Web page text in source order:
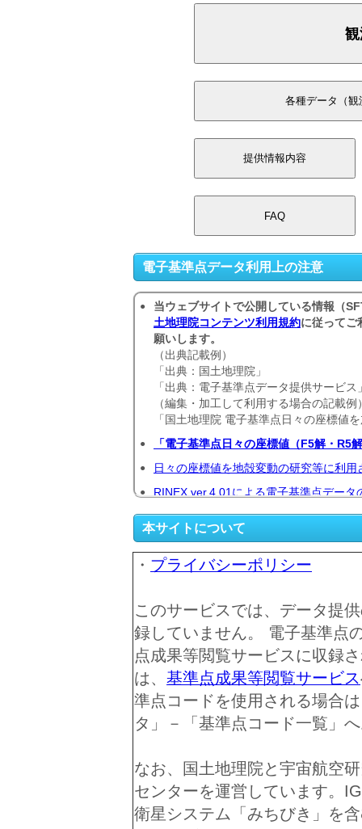
＜基準点成果等閲覧サ
八東（960655）の移設
2026年08月07日
電子基準点 八東（
データの公開を停止しま
【点 名】八東（
【成果停止日】2026年
【所在地】鳥取県八頭郡
移設に伴い、測量成果
成果停止日以降、本電
す。
測量作業の際は、ご注
タイトル: 電子基準点日々の座標
お知らせ日:2026年08月05日
内容:
IGSによる電離層ファイ
2026年7月5日～2026年
電子基準点日々の座標
始いたしました。
不具合について（続報）
お知らせ日:2026年04月28日
内容:
3月26日のお知らせで、
RINEX ver3の観測ファ
込めない不具合につい
（木）の観測データか
本不具合は、一部解析
報が十分でなかったこ
観測データについては
電子基準点データ利用上の注意
●
当ウェブサイトで公開している情報（
土地理院コンテンツ利用規約に従ってご
願いします。
（出典記載例）
「出典：国土地理院」
「出典：電子基準点データ提供サービス
（編集・加工して利用する場合の記載例
「国土地理院 電子基準点日々の座標値
● 「電子基準点日々の座標値（F5解・R5
● 日々の座標値を地殻変動の研究等に利
● RINEX ver.4.01による電子基準点データ
● 電子基準点データ提供ページの更新（令
● 電子基準点のRINEX ver3.02（GRJE）
本サイトについて
・ プライバシーポリシー
このサービスでは、データ提
録していません。 電子基準点
点成果等閲覧サービスに収録
は、 基準点成果等閲覧サービス
準点コードを使用される場合
タ」－「基準点コード一覧」
なお、国土地理院と宇宙航空
センターを運営しています。
衛星システム「みちびき」を